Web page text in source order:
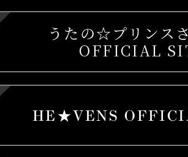
うたの☆プリンス
OFFICIAL
HE★VENS